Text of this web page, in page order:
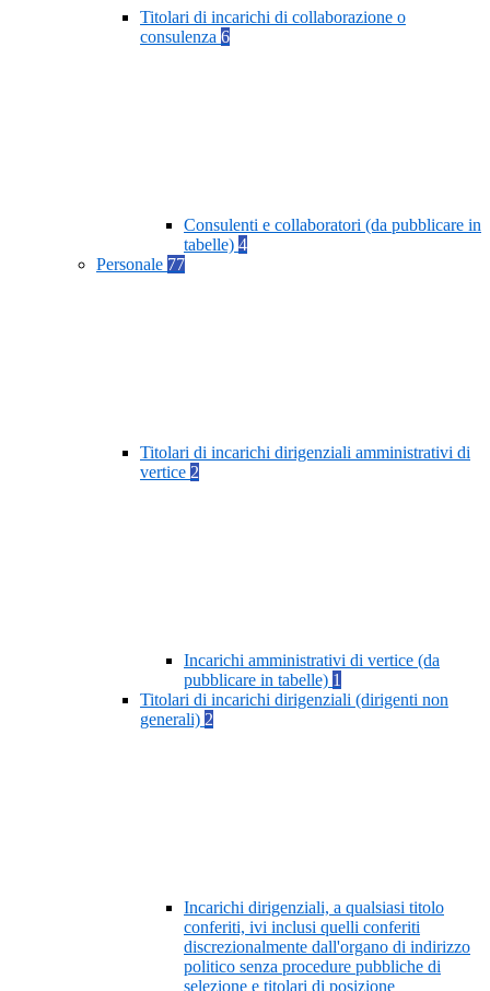
Titolari di incarichi di collaborazione o
consulenza 6
Consulenti e collaboratori (da pubblicare in
tabelle) 4
Personale 77
Titolari di incarichi dirigenziali amministrativi di
vertice 2
Incarichi amministrativi di vertice (da
pubblicare in tabelle) 1
Titolari di incarichi dirigenziali (dirigenti non
generali) 2
Incarichi dirigenziali, a qualsiasi titolo
conferiti, ivi inclusi quelli conferiti
discrezionalmente dall'organo di indirizzo
politico senza procedure pubbliche di
selezione e titolari di posizione